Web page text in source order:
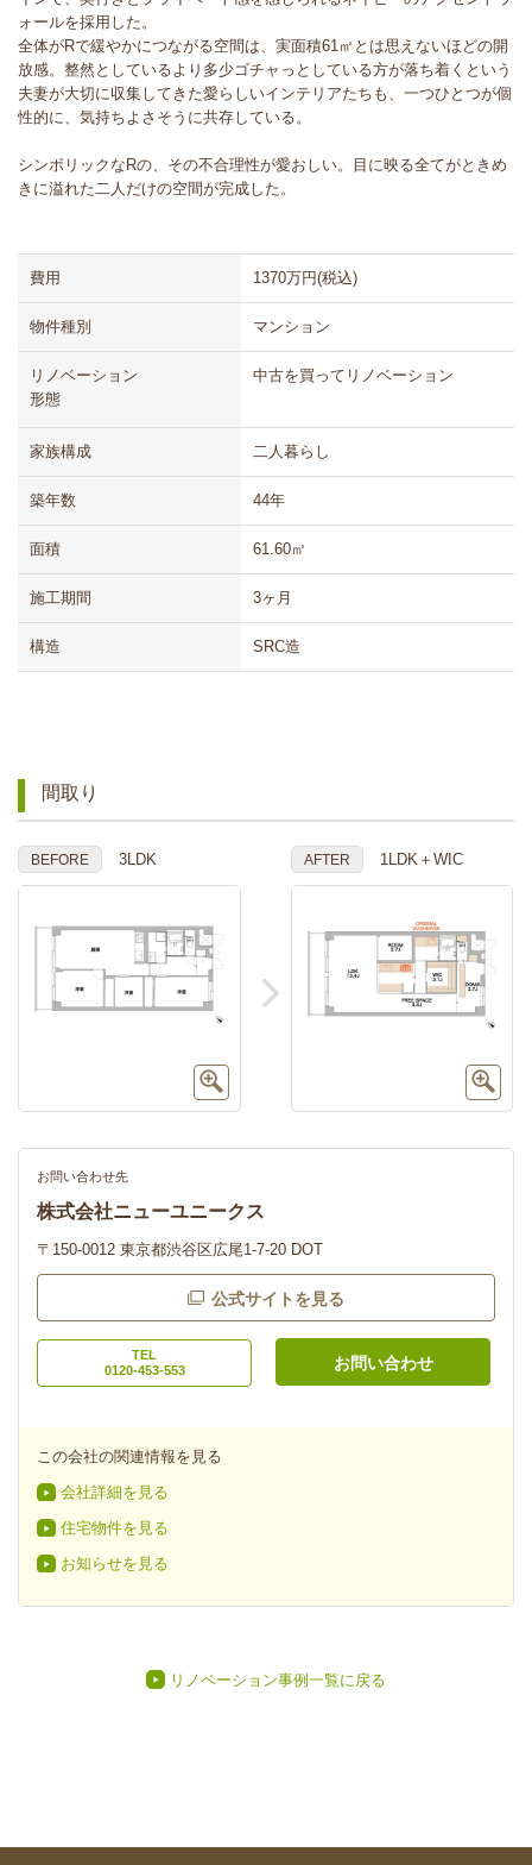
ォールを採用した。
全体がRで緩やかにつながる空間は、実面積61㎡とは思えないほどの開
放感。整然としているより多少ゴチャっとしている方が落ち着くという
夫妻が大切に収集してきた愛らしいインテリアたちも、一つひとつが個
性的に、気持ちよさそうに共存している。
シンボリックなRの、その不合理性が愛おしい。目に映る全てがときめ
きに溢れた二人だけの空間が完成した。
費用 1370万円(税込)
物件種別 マンション
リノベーション
形態
中古を買ってリノベーション
家族構成 二人暮らし
築年数 44年
面積 61.60㎡
施工期間 3ヶ月
構造 SRC造
間取り
BEFORE 3LDK AFTER 1LDK＋WIC
お問い合わせ先
株式会社ニューユニークス
〒150-0012 東京都渋谷区広尾1-7-20 DOT
公式サイトを見る
TEL
0120-453-553
お問い合わせ
この会社の関連情報を見る
会社詳細を見る
住宅物件を見る
お知らせを見る
リノベーション事例一覧に戻る